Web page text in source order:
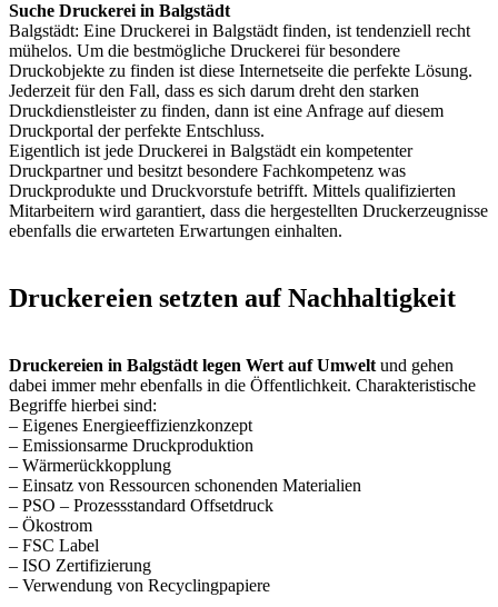
Suche Druckerei in Balgstädt
Balgstädt: Eine Druckerei in Balgstädt finden, ist tendenziell recht
mühelos. Um die bestmögliche Druckerei für besondere
Druckobjekte zu finden ist diese Internetseite die perfekte Lösung.
Jederzeit für den Fall, dass es sich darum dreht den starken
Druckdienstleister zu finden, dann ist eine Anfrage auf diesem
Druckportal der perfekte Entschluss.
Eigentlich ist jede Druckerei in Balgstädt ein kompetenter
Druckpartner und besitzt besondere Fachkompetenz was
Druckprodukte und Druckvorstufe betrifft. Mittels qualifizierten
Mitarbeitern wird garantiert, dass die hergestellten Druckerzeugnisse
ebenfalls die erwarteten Erwartungen einhalten.
Druckereien setzten auf Nachhaltigkeit
Druckereien in Balgstädt legen Wert auf Umwelt und gehen
dabei immer mehr ebenfalls in die Öffentlichkeit. Charakteristische
Begriffe hierbei sind:
– Eigenes Energieeffizienzkonzept
– Emissionsarme Druckproduktion
– Wärmerückkopplung
– Einsatz von Ressourcen schonenden Materialien
– PSO – Prozessstandard Offsetdruck
– Ökostrom
– FSC Label
– ISO Zertifizierung
– Verwendung von Recyclingpapiere